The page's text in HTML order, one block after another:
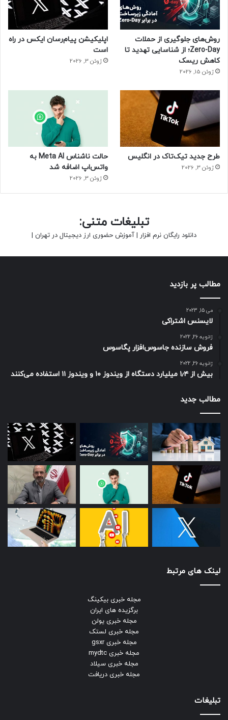
روش‌های جلوگیری از حملات
Zero-Day؛ از شناسایی تهدید تا
کاهش ریسک
ژوئن 15, 2026
اپلیکیشن پیام‌رسان ایکس در راه
است
ژوئن 3, 2026
طرح جدید تیک‌تاک در انگلیس
ژوئن 3, 2026
حالت ناشناس Meta AI به
واتس‌اپ اضافه شد
ژوئن 3, 2026
تبلیغات متنی:
دانلود رایگان نرم افزار | آموزش حضوری ارز دیجیتال در تهران |
مطالب پر بازدید
می 15, 2023
لایسنس اشتراکی
ژانویه 26, 2022
فروش سازنده جاسوس‌افزار پگاسوس
ژانویه 26, 2022
بیش از ۱٫۴ میلیارد دستگاه از ویندوز ۱۰ و ویندوز ۱۱ استفاده می‌کنند
مطالب جدید
لینک های مرتبط
مجله خبری بیکینگ
برگزیده های ایران
مجله خبری یولن
مجله خبری لستک
مجله خبری gsxr
مجله خبری mydtc
مجله خبری سیلاد
مجله خبری دریافت
تبلیغات